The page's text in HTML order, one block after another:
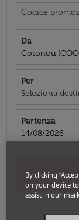
Codice
Da
Cotonou
Per
Seleziona
Partenza
fc-booking-
14/08/2026
By clicking
on your device
assist in our